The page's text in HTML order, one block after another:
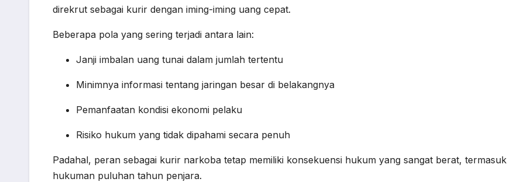
direkrut sebagai kurir dengan iming-iming uang cepat.
Beberapa pola yang sering terjadi antara lain:
Janji imbalan uang tunai dalam jumlah tertentu
Minimnya informasi tentang jaringan besar di belakangnya
Pemanfaatan kondisi ekonomi pelaku
Risiko hukum yang tidak dipahami secara penuh
Padahal, peran sebagai kurir narkoba tetap memiliki konsekuensi hukum yang sangat berat, termasuk
hukuman puluhan tahun penjara.